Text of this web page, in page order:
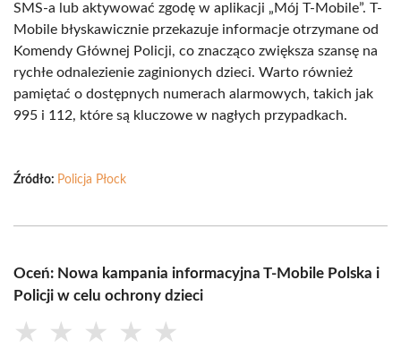
SMS-a lub aktywować zgodę w aplikacji „Mój T-Mobile”. T-
Mobile błyskawicznie przekazuje informacje otrzymane od
Komendy Głównej Policji, co znacząco zwiększa szansę na
rychłe odnalezienie zaginionych dzieci. Warto również
pamiętać o dostępnych numerach alarmowych, takich jak
995 i 112, które są kluczowe w nagłych przypadkach.
Źródło: Policja Płock
Oceń: Nowa kampania informacyjna T-Mobile Polska i
Policji w celu ochrony dzieci
★ ★ ★ ★ ★